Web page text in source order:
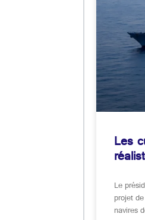
Les
Le
projet
navires